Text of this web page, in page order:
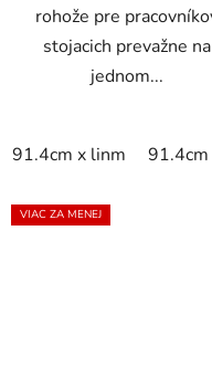
rohože pre
stojacich prevažne na
jednom...
91.4cm x linm
VIAC ZA MENEJ